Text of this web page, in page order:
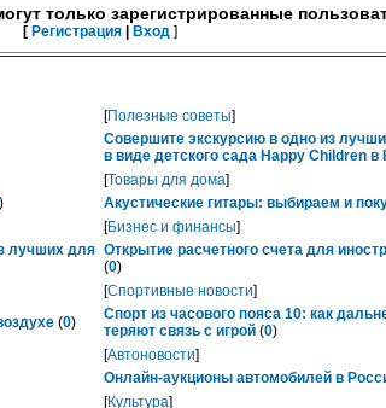
только зарегистрированные
[ Регистрация Вход ]
[Полезные советы]
Совершите экскурсию в одно из
в виде детского сада Happy Children
)
[Товары для дома]
Акустические гитары: выбираем и
лучших для
[Бизнес и финансы]
Открытие расчетного счета для
(0)
(0)
[Спортивные новости]
Спорт из часового пояса 10: как
теряют связь с игрой (0)
[Автоновости]
Онлайн-аукционы автомобилей в
[Культура]